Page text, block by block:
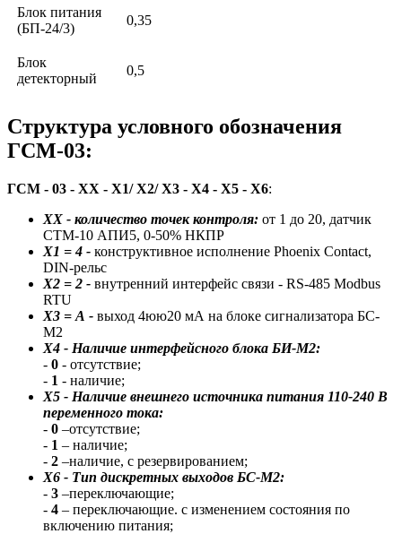
Блок питания
(БП-24/3)
0,35
Блок
детекторный
0,5
Структура условного обозначения
ГСМ-03:
ГСМ - 03 - XX - Х1/ Х2/ Х3 - Х4 - Х5 - Х6:
ХX - количество точек контроля: от 1 до 20, датчик
СТМ-10 АПИ5, 0-50% НКПР
Х1 = 4 - конструктивное исполнение Phoenix Contact,
DIN-рельс
Х2 = 2 - внутренний интерфейс связи - RS-485 Modbus
RTU
Х3 = А - выход 4юю20 мА на блоке сигнализатора БС-
М2
Х4 - Наличие интерфейсного блока БИ-М2:
- 0 - отсутствие;
- 1 - наличие;
Х5 - Наличие внешнего источника питания 110-240 В
переменного тока:
- 0 –отсутствие;
- 1 – наличие;
- 2 –наличие, с резервированием;
Х6 - Тип дискретных выходов БС-М2:
- 3 –переключающие;
- 4 – переключающие. с изменением состояния по
включению питания;